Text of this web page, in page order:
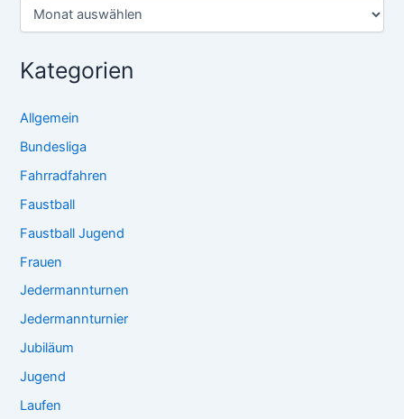
Kategorien
Allgemein
Bundesliga
Fahrradfahren
Faustball
Faustball Jugend
Frauen
Jedermannturnen
Jedermannturnier
Jubiläum
Jugend
Laufen